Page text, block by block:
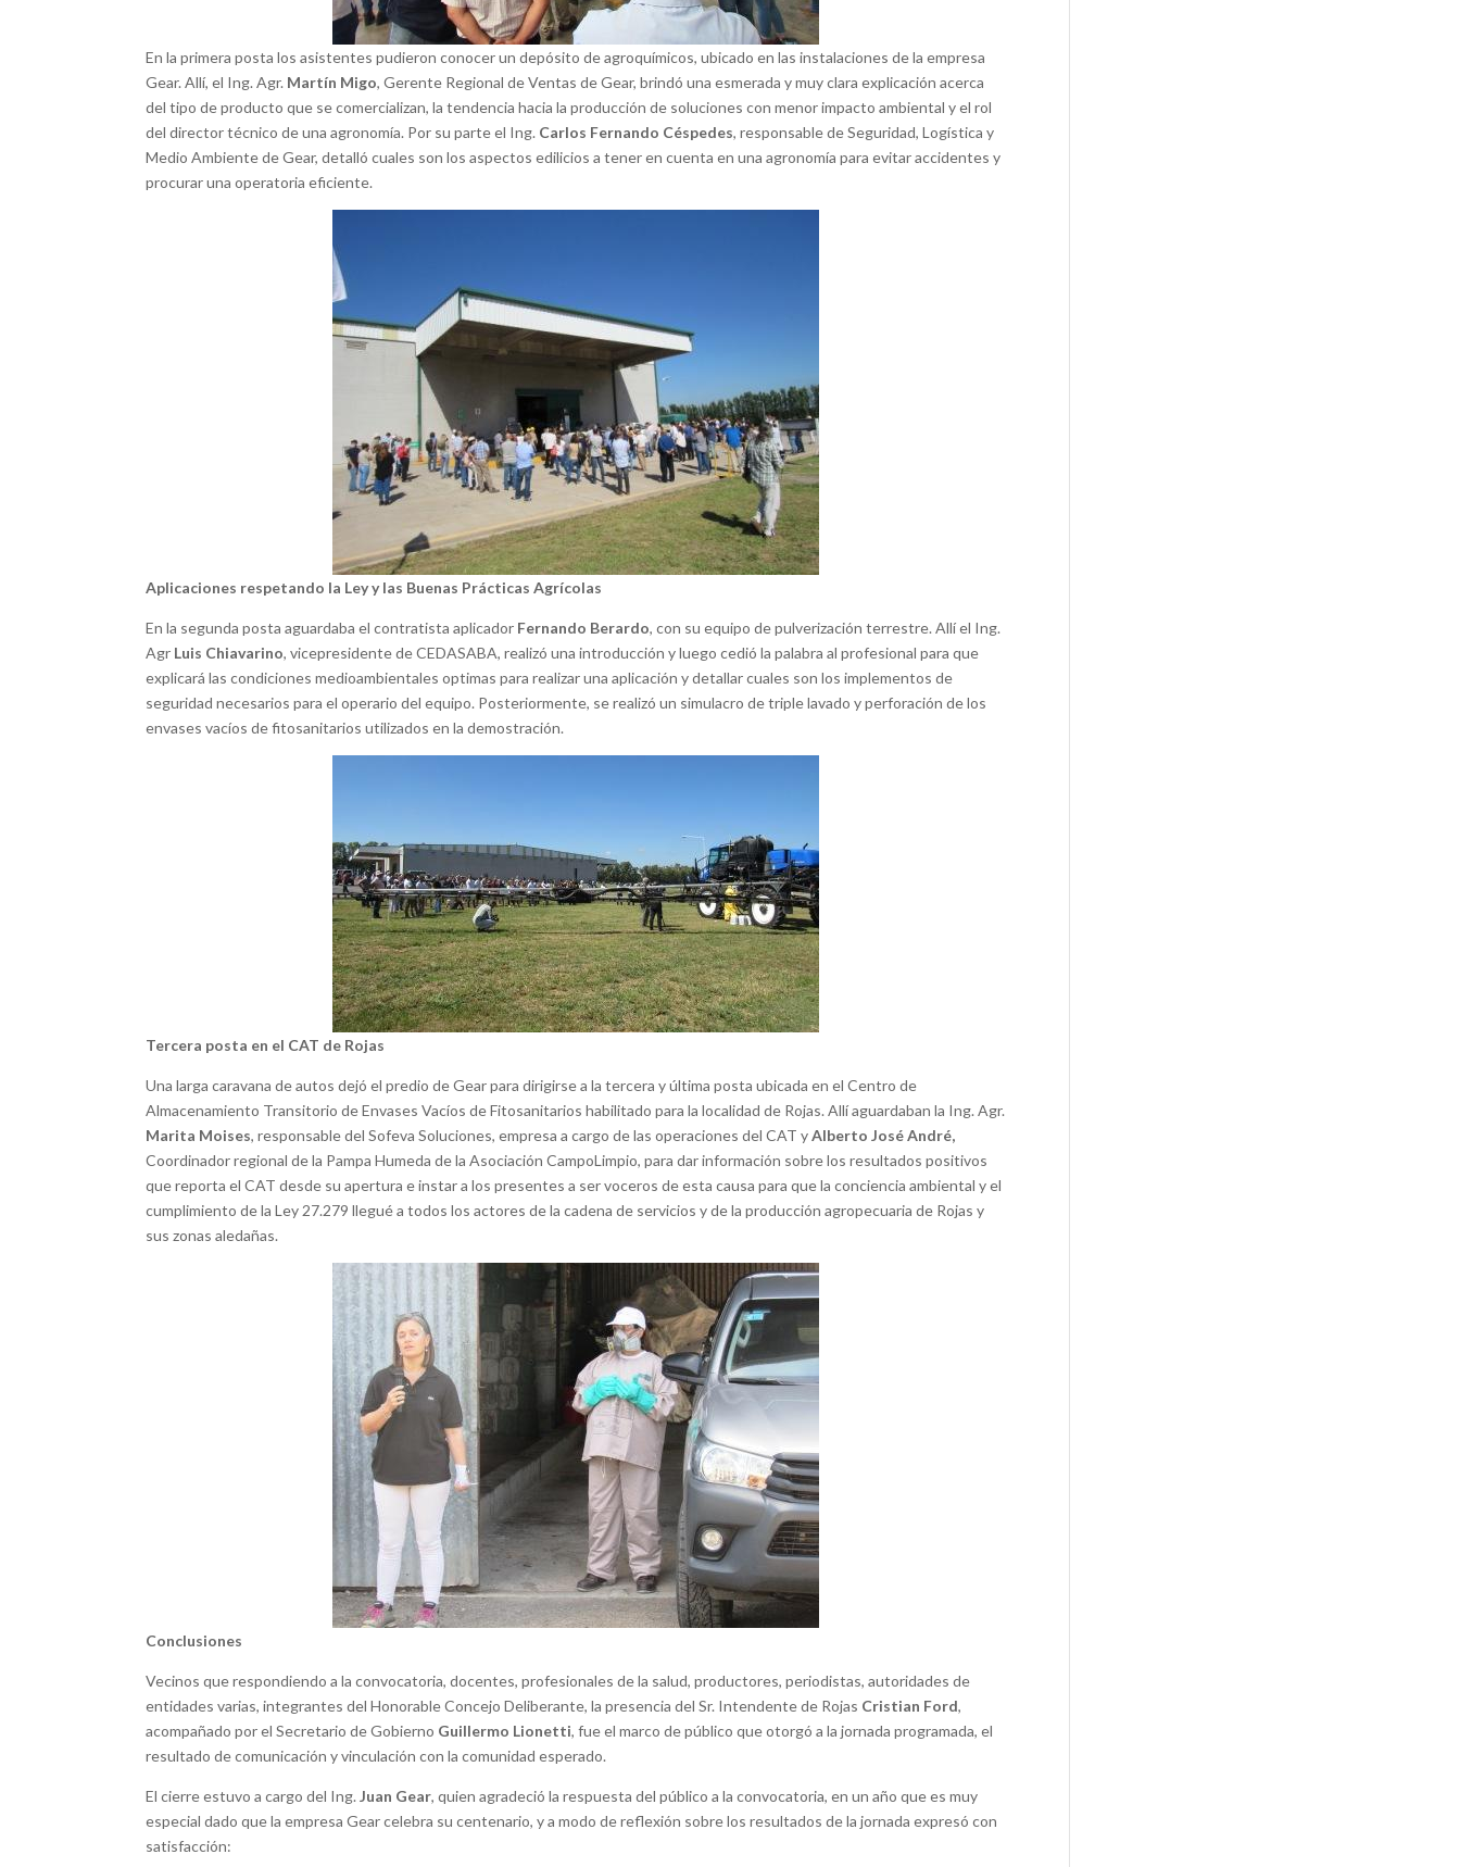
En la primera posta los asistentes pudieron conocer un depósito de agroquímicos, ubicado en las instalaciones de la empresa
Gear. Allí, el Ing. Agr. Martín Migo, Gerente Regional de Ventas de Gear, brindó una esmerada y muy clara explicación acerca
del tipo de producto que se comercializan, la tendencia hacia la producción de soluciones con menor impacto ambiental y el rol
del director técnico de una agronomía. Por su parte el Ing. Carlos Fernando Céspedes, responsable de Seguridad, Logística y
Medio Ambiente de Gear, detalló cuales son los aspectos edilicios a tener en cuenta en una agronomía para evitar accidentes y
procurar una operatoria eficiente.
Aplicaciones respetando la Ley y las Buenas Prácticas Agrícolas
En la segunda posta aguardaba el contratista aplicador Fernando Berardo, con su equipo de pulverización terrestre. Allí el Ing.
Agr Luis Chiavarino, vicepresidente de CEDASABA, realizó una introducción y luego cedió la palabra al profesional para que
explicará las condiciones medioambientales optimas para realizar una aplicación y detallar cuales son los implementos de
seguridad necesarios para el operario del equipo. Posteriormente, se realizó un simulacro de triple lavado y perforación de los
envases vacíos de fitosanitarios utilizados en la demostración.
Tercera posta en el CAT de Rojas
Una larga caravana de autos dejó el predio de Gear para dirigirse a la tercera y última posta ubicada en el Centro de
Almacenamiento Transitorio de Envases Vacíos de Fitosanitarios habilitado para la localidad de Rojas. Allí aguardaban la Ing. Agr.
Marita Moises, responsable del Sofeva Soluciones, empresa a cargo de las operaciones del CAT yAlberto José André,
Coordinador regional de la Pampa Humeda de la Asociación CampoLimpio, para dar información sobre los resultados positivos
que reporta el CAT desde su apertura e instar a los presentes a ser voceros de esta causa para que la conciencia ambiental y el
cumplimiento de la Ley 27.279 llegué a todos los actores de la cadena de servicios y de la producción agropecuaria de Rojas y
sus zonas aledañas.
Conclusiones
Vecinos que respondiendo a la convocatoria, docentes, profesionales de la salud, productores, periodistas, autoridades de
entidades varias, integrantes del Honorable Concejo Deliberante, la presencia del Sr. Intendente de Rojas Cristian Ford,
acompañado por el Secretario de Gobierno Guillermo Lionetti, fue el marco de público que otorgó a la jornada programada, el
resultado de comunicación y vinculación con la comunidad esperado.
El cierre estuvo a cargo del Ing.Juan Gear, quien agradeció la respuesta del público a la convocatoria, en un año que es muy
especial dado que la empresa Gear celebra su centenario, y a modo de reflexión sobre los resultados de la jornada expresó con
satisfacción: